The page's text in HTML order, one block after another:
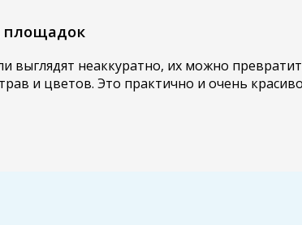
площадок
выглядят неаккуратно, их можно
и цветов. Это практично и очень